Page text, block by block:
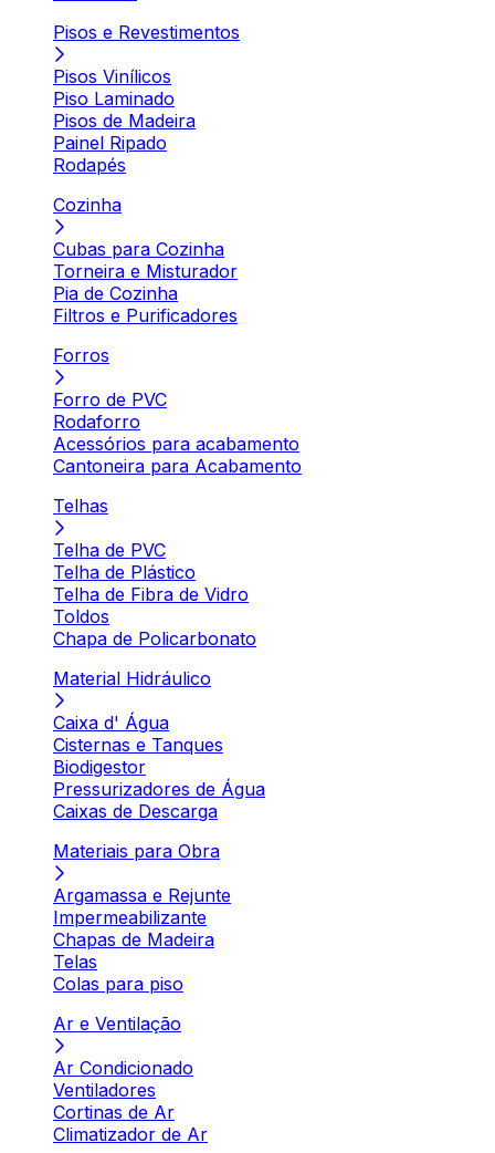
Pisos e Revestimentos
Pisos Vinílicos
Piso Laminado
Pisos de Madeira
Painel Ripado
Rodapés
Cozinha
Cubas para Cozinha
Torneira e Misturador
Pia de Cozinha
Filtros e Purificadores
Forros
Forro de PVC
Rodaforro
Acessórios para acabamento
Cantoneira para Acabamento
Telhas
Telha de PVC
Telha de Plástico
Telha de Fibra de Vidro
Toldos
Chapa de Policarbonato
Material Hidráulico
Caixa d' Água
Cisternas e Tanques
Biodigestor
Pressurizadores de Água
Caixas de Descarga
Materiais para Obra
Argamassa e Rejunte
Impermeabilizante
Chapas de Madeira
Telas
Colas para piso
Ar e Ventilação
Ar Condicionado
Ventiladores
Cortinas de Ar
Climatizador de Ar